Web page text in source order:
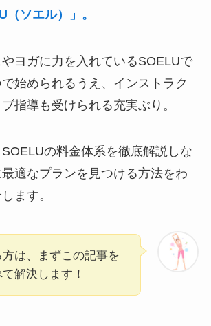
（ソエル）」。
ヨガに力を入れているSOELUで
始められるうえ、インストラク
指導も受けられる充実ぶり。
の料金体系を徹底解説しな
適なプランを見つける方法をわ
ます。
は、まずこの記事を
解決します！